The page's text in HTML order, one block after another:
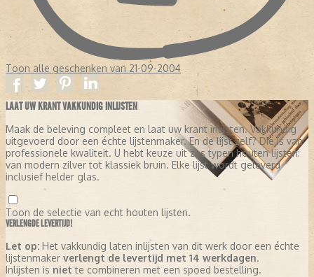
Toon alle geschenken van 21-09-2004
LAAT UW KRANT VAKKUNDIG INLIJSTEN
Maak de beleving compleet en laat uw krant inlijsten. Vakkundig
uitgevoerd door een échte lijstenmaker. En de lijst zelf? Die is van
professionele kwaliteit. U hebt keuze uit zes typen houten lijsten:
van modern zilver tot klassiek bruin. Elke lijst wordt geleverd
inclusief helder glas.
Toon de selectie van echt houten lijsten.
VERLENGDE LEVERTIJD!
Let op: Het vakkundig laten inlijsten van dit werk door een échte
lijstenmaker verlengt de levertijd met 14 werkdagen.
Inlijsten is niet te combineren met een spoed bestelling.